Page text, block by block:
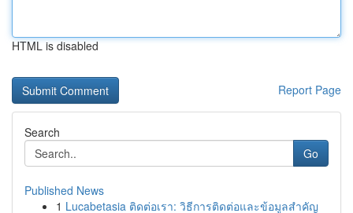
HTML is disabled
Report Page
Search
Go
Published News
1 Lucabetasia ติดต่อเรา: วิธีการติดต่อและข้อมูลสำคัญ